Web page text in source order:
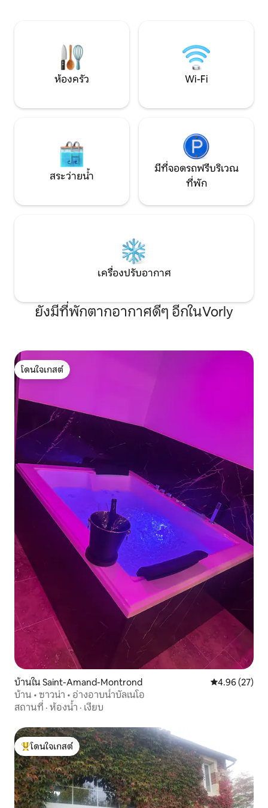
ห้องครัว Wi-Fi
สระว่ายน้ำ
มีที่จอดรถฟรีบริเวณ
ที่พัก
เครื่องปรับอากาศ
ยังมีที่พักตากอากาศดีๆ อีกในVorly
โดนใจเกสต์
โดนใจเกสต์
บ้านใน Saint-Amand-Montrond คะแนนเฉลี่ย
4.96 (27)
บ้าน • ซาวน่า • อ่างอาบน้ำบัลเนโอ
สถานที่ · ห้องน้ำ · เงียบ
โดนใจเกสต์ที่สุด
โดนใจเกสต์